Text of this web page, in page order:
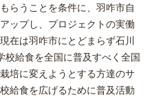
らうことを条件に、羽咋市自
ップし、プロジェクトの実働
在は羽咋市にとどまらず石川
校給食を全国に普及すべく全国
培に変えようとする方達のサ
給食を広げるために普及活動